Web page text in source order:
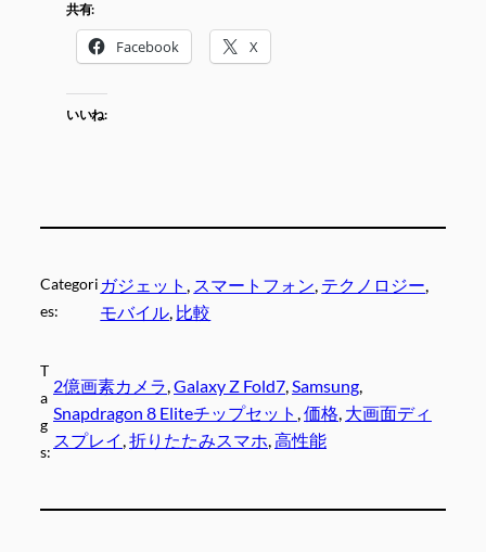
共有:
Facebook X
いいね:
Categori
es:
ガジェット , スマートフォン, テクノロジー
モバイル, 比較
T
a
g
s:
2億画素カメラ , Galaxy Z Fold7 Samsung
Snapdragon 8 Eliteチップセット , 価格 大画面ディ
スプレイ , 折りたたみスマホ , 高性能